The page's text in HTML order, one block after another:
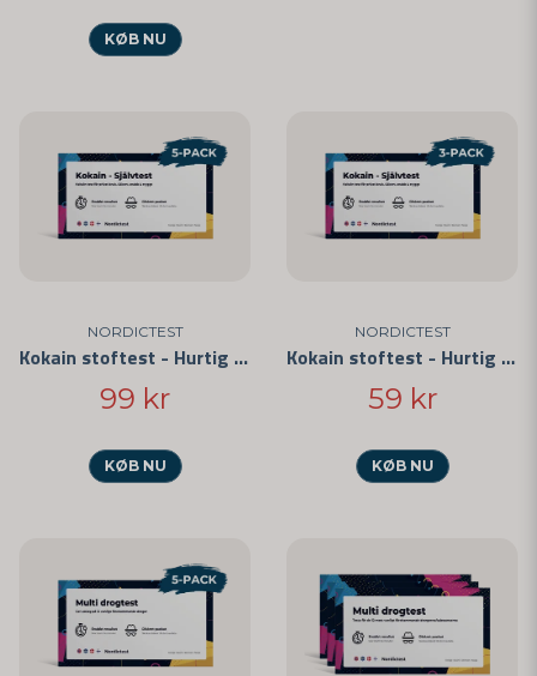
KØB NU
NORDICTEST
Kokain stoftest - Hurtig test til privat brug 5-pak
99 kr
KØB NU
NORDICTEST
Kokain stoftest - Hurtig test til privat brug 3-pak
59 kr
KØB NU